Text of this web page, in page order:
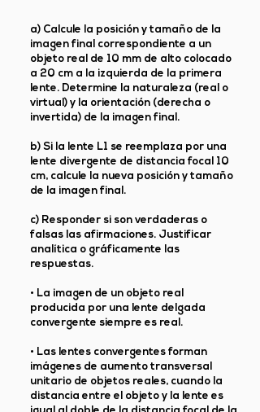
a) Calcule la posición y tamaño de la
imagen final correspondiente a un
objeto real de 10 mm de alto colocado
a 20 cm a la izquierda de la primera
lente. Determine la naturaleza (real o
virtual) y la orientación (derecha o
invertida) de la imagen final.
b) Si la lente L1 se reemplaza por una
lente divergente de distancia focal 10
cm, calcule la nueva posición y tamaño
de la imagen final.
c) Responder si son verdaderas o
falsas las afirmaciones. Justificar
analítica o gráficamente las
respuestas.
• La imagen de un objeto real
producida por una lente delgada
convergente siempre es real.
• Las lentes convergentes forman
imágenes de aumento transversal
unitario de objetos reales, cuando la
distancia entre el objeto y la lente es